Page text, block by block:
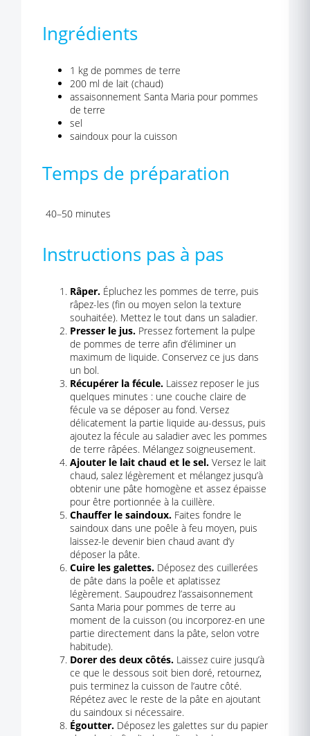
Ingrédients
1 kg de pommes de terre
200 ml de lait (chaud)
assaisonnement Santa Maria pour pommes
de terre
sel
saindoux pour la cuisson
Temps de préparation
40–50 minutes
Instructions pas à pas
Râper. Épluchez les pommes de terre, puis
râpez-les (fin ou moyen selon la texture
souhaitée). Mettez le tout dans un saladier.
Presser le jus. Pressez fortement la pulpe
de pommes de terre afin d’éliminer un
maximum de liquide. Conservez ce jus dans
un bol.
Récupérer la fécule. Laissez reposer le jus
quelques minutes : une couche claire de
fécule va se déposer au fond. Versez
délicatement la partie liquide au-dessus, puis
ajoutez la fécule au saladier avec les pommes
de terre râpées. Mélangez soigneusement.
Ajouter le lait chaud et le sel. Versez le lait
chaud, salez légèrement et mélangez jusqu’à
obtenir une pâte homogène et assez épaisse
pour être portionnée à la cuillère.
Chauffer le saindoux. Faites fondre le
saindoux dans une poêle à feu moyen, puis
laissez-le devenir bien chaud avant d’y
déposer la pâte.
Cuire les galettes. Déposez des cuillerées
de pâte dans la poêle et aplatissez
légèrement. Saupoudrez l’assaisonnement
Santa Maria pour pommes de terre au
moment de la cuisson (ou incorporez-en une
partie directement dans la pâte, selon votre
habitude).
Dorer des deux côtés. Laissez cuire jusqu’à
ce que le dessous soit bien doré, retournez,
puis terminez la cuisson de l’autre côté.
Répétez avec le reste de la pâte en ajoutant
du saindoux si nécessaire.
Égoutter. Déposez les galettes sur du papier